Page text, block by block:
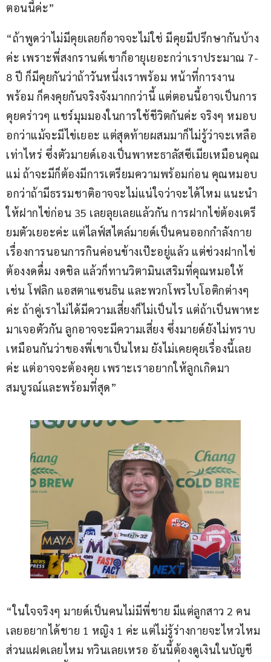
ตอนนี้ค่ะ”
“ถ้าพูดว่าไม่มีคุยเลยก็อาจจะไม่ใช่ มีคุยมีปรึกษากันบ้าง
ค่ะ เพราะพี่สงกรานต์เขาก็อายุเยอะกว่าเราประมาณ 7-
8 ปี ก็มีคุยกันว่าถ้าวันหนึ่งเราพร้อม หน้าที่การงาน
พร้อม ก็คงคุยกันจริงจังมากกว่านี้ แต่ตอนนี้อาจเป็นการ
คุยคร่าวๆ แชร์มุมมองในการใช้ชีวิตกันค่ะ จริงๆ หมอบ
อกว่าแม้จะมีไข่เยอะ แต่สุดท้ายผสมมาก็ไม่รู้ว่าจะเหลือ
เท่าไหร่ ซึ่งตัวมายด์เองเป็นพาหะธาลัสซีเมียเหมือนคุณ
แม่ ถ้าจะมีก็ต้องมีการเตรียมความพร้อมก่อน คุณหมอบ
อกว่าถ้ามีธรรมชาติอาจจะไม่แน่ใจว่าจะได้ไหม แนะนำ
ให้ฝากไข่ก่อน 35 เลยลุยเลยแล้วกัน การฝากไข่ต้องเตรี
ยมตัวเยอะค่ะ แต่ไลฟ์สไตล์มายด์เป็นคนออกกำลังกาย
เรื่องการนอนการกินค่อนข้างเป๊ะอยู่แล้ว แต่ช่วงฝากไข่
ต้องงดดื่ม งดชิล แล้วก็ทานวิตามินเสริมที่คุณหมอให้
เช่น โฟลิก แอสตาแซนธิน และพวกโพรไบโอติกต่างๆ
ค่ะ ถ้าคู่เราไม่ได้มีความเสี่ยงก็ไม่เป็นไร แต่ถ้าเป็นพาหะ
มาเจอตัวกัน ลูกอาจจะมีความเสี่ยง ซึ่งมายด์ยังไม่ทราบ
เหมือนกันว่าของพี่เขาเป็นไหม ยังไม่เคยคุยเรื่องนี้เลย
ค่ะ แต่อาจจะต้องคุย เพราะเราอยากให้ลูกเกิดมา
สมบูรณ์และพร้อมที่สุด”
“ในใจจริงๆ มายด์เป็นคนไม่มีพี่ชาย มีแต่ลูกสาว 2 คน
เลยอยากได้ชาย 1 หญิง 1 ค่ะ แต่ไม่รู้ร่างกายจะไหวไหม
ส่วนแฝดเลยไหม ทวินเลยเหรอ อันนี้ต้องดูเงินในบัญชี